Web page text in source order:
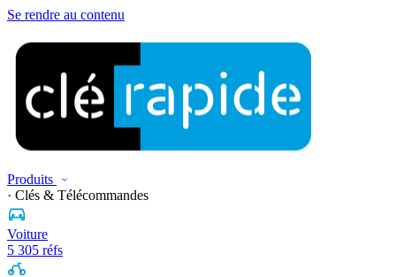
Se rendre au contenu
Produits
· Clés & Télécommandes
Voiture
5 305 réfs